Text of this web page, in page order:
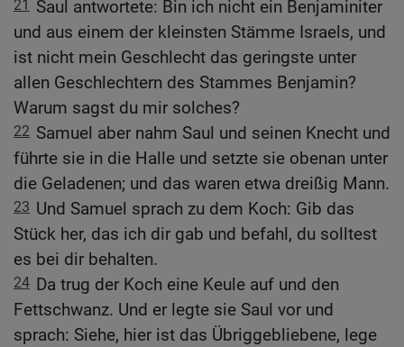
21
Saul antwortete: Bin ich nicht ein Benjaminiter
und aus einem der kleinsten Stämme Israels, und
ist nicht mein Geschlecht das geringste unter
allen Geschlechtern des Stammes Benjamin?
Warum sagst du mir solches?
22 Samuel aber nahm Saul und seinen Knecht und
führte sie in die Halle und setzte sie obenan unter
die Geladenen; und das waren etwa dreißig Mann.
23 Und Samuel sprach zu dem Koch: Gib das
Stück her, das ich dir gab und befahl, du solltest
es bei dir behalten.
24 Da trug der Koch eine Keule auf und den
Fettschwanz. Und er legte sie Saul vor und
sprach: Siehe, hier ist das Übriggebliebene, lege